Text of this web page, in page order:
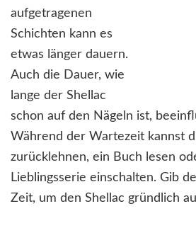
aufgetragenen
Schichten kann es
etwas länger dauern.
Auch die Dauer, wie
lange der Shellac
schon auf den Nägeln ist,
Während der Wartezeit kannst
zurücklehnen, ein Buch lesen
Lieblingsserie einschalten. Gib
Zeit, um den Shellac gründlich